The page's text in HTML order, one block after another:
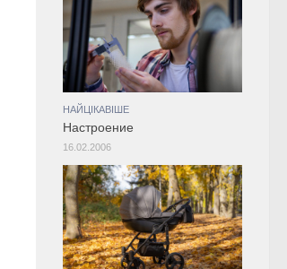
НАЙЦІКАВІШЕ
Настроение
16.02.2006